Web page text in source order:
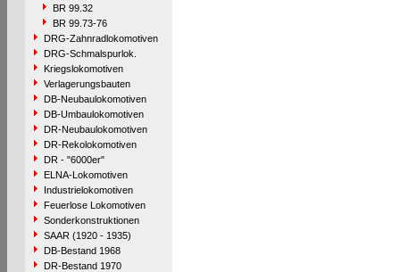
BR 99.32
BR 99.73-76
DRG-Zahnradlokomotiven
DRG-Schmalspurlok.
Kriegslokomotiven
Verlagerungsbauten
DB-Neubaulokomotiven
DB-Umbaulokomotiven
DR-Neubaulokomotiven
DR-Rekolokomotiven
DR - "6000er"
ELNA-Lokomotiven
Industrielokomotiven
Feuerlose Lokomotiven
Sonderkonstruktionen
SAAR (1920 - 1935)
DB-Bestand 1968
DR-Bestand 1970